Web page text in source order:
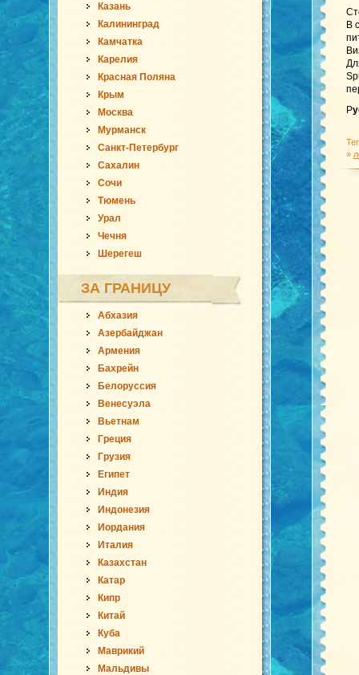
Казань
Калининград
Камчатка
Карелия
Красная Поляна
Крым
Москва
Мурманск
Санкт-Петербург
Сахалин
Сочи
Тюмень
Урал
Чечня
Шерегеш
ЗА ГРАНИЦУ
Абхазия
Азербайджан
Армения
Бахрейн
Белоруссия
Венесуэла
Вьетнам
Греция
Грузия
Египет
Индия
Индонезия
Иордания
Италия
Казахстан
Катар
Кипр
Китай
Куба
Маврикий
Мальдивы
В
Р
»